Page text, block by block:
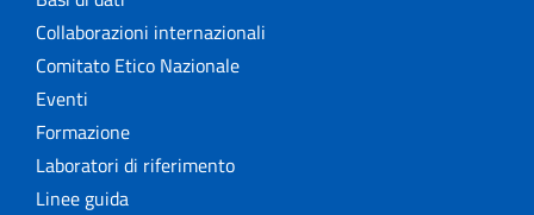
Collaborazioni internazionali
Comitato Etico Nazionale
Eventi
Formazione
Laboratori di riferimento
Linee guida